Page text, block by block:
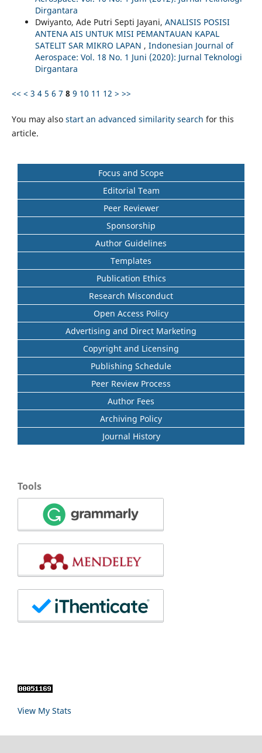
Dirgantara
Dwiyanto, Ade Putri Septi Jayani, ANALISIS POSISI
ANTENA AIS UNTUK MISI PEMANTAUAN KAPAL
SATELIT SAR MIKRO LAPAN , Indonesian Journal of
Aerospace: Vol. 18 No. 1 Juni (2020): Jurnal Teknologi
Dirgantara
<< < 3 4 5 6 7 8 9 10 11 12 > >>
You may also start an advanced similarity search for this
article.
Focus and Scope
Editorial Team
Peer Reviewer
Sponsorship
Author Guidelines
Templates
Publication Ethics
Research Misconduct
Open Access Policy
Advertising and Direct Marketing
Copyright and Licensing
Publishing Schedule
Peer Review Process
Author Fees
Archiving Policy
Journal History
Tools
View My Stats